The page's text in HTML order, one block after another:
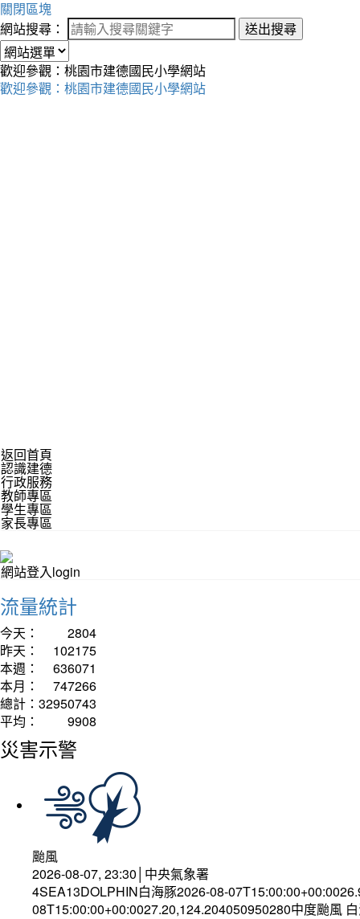
關閉區塊
網站搜尋：
送出搜尋
歡迎參觀：桃園市建德國民小學網站
歡迎參觀：桃園市建德國民小學網站
返回首頁
認識建德
行政服務
教師專區
學生專區
家長專區
網站登入login
流量統計
今天：
2804
昨天：
102175
本週：
636071
本月：
747266
總計： 32950743
平均：
9908
災害示警
颱風
2026-08-07, 23:30│中央氣象署
4SEA13DOLPHIN白海豚2026-08-
08T15:00:00+00:0027.20,124.204050950280中度颱風